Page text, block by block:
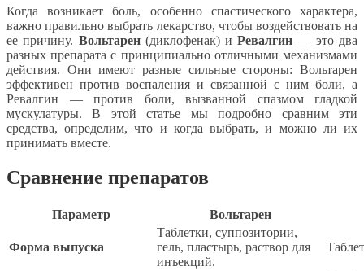
Когда возникает боль, особенно спастического характера,
важно правильно выбрать лекарство, чтобы воздействовать на
ее причину. Вольтарен(диклофенак) иРевалгин — это два
разных препарата с принципиально отличными механизмами
действия. Они имеют разные сильные стороны: Вольтарен
эффективен против воспаления и связанной с ним боли, а
Ревалгин — против боли, вызванной спазмом гладкой
мускулатуры. В этой статье мы подробно сравним эти
средства, определим, что и когда выбрать, и можно ли их
принимать вместе.
Сравнение препаратов
Параметр Вольтарен
Форма выпуска
Таблетки, суппозитории,
гель, пластырь, раствор для
инъекций.